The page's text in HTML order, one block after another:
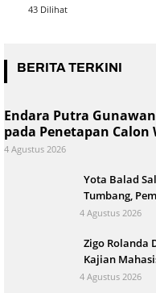
43 Dilihat
BERITA TERKINI
Endara Putra
pada Penetapan
4 Agustus 2026
Yota Balad
Tumbang,
4 Agustus 2026
Zigo Rolanda
Kajian
4 Agustus 2026